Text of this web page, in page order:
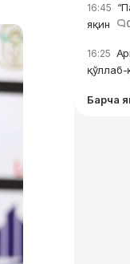
16:45
яқин
16:25
қўллаб-
Барча